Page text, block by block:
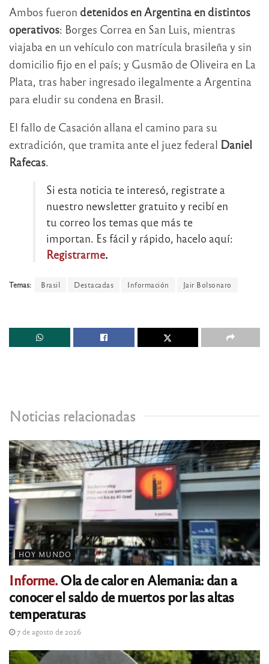
Ambos fueron detenidos en Argentina en distintos
operativos: Borges Correa en San Luis, mientras
viajaba en un vehículo con matrícula brasileña y sin
domicilio fijo en el país; y Gusmão de Oliveira en La
Plata, tras haber ingresado ilegalmente a Argentina
para eludir su condena en Brasil.
El fallo de Casación allana el camino para su
extradición, que tramita ante el juez federal Daniel
Rafecas.
Si esta noticia te interesó, registrate a
nuestro newsletter gratuito y recibí en
tu correo los temas que más te
importan. Es fácil y rápido, hacelo aquí:
Registrarme.
Temas: Brasil Destacadas Información Jair Bolsonaro
Noticias relacionadas
HOY MUNDO
Informe.Ola de calor en Alemania: dan a
conocer el saldo de muertos por las altas
temperaturas
7 de agosto de 2026